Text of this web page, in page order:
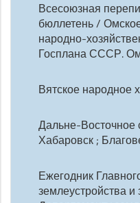
Всесоюзная
бюллетень /
народно-
Госплана СССР.
Вятское народное
Дальне-Восточное
Хабаровск ;
Ежегодник
землеустройства